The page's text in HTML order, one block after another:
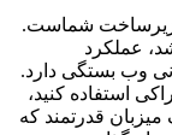
شماست.
عملکرد
وب بستگی دارد.
استفاده کنید،
قدرتمند که